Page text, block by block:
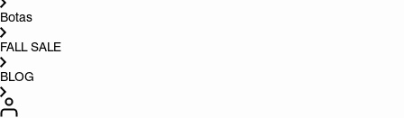
Botas
FALL SALE
BLOG